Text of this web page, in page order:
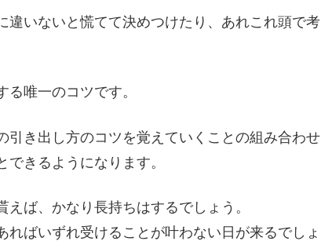
いないと慌てて決めつけたり、あれこれ頭で考
唯一のコツです。
引き出し方のコツを覚えていくことの組み合わせ
きるようになります。
ば、かなり長持ちはするでしょう。
ばいずれ受けることが叶わない日が来るでしょ